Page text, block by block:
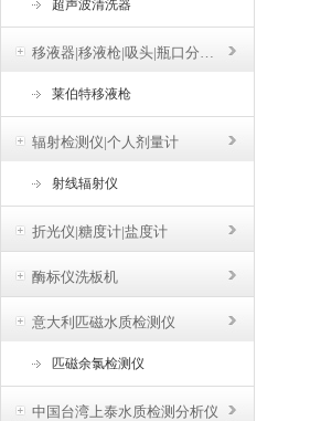
超声波清洗器
移液器|移液枪|吸头|瓶口分液器
莱伯特移液枪
辐射检测仪|个人剂量计
射线辐射仪
折光仪|糖度计|盐度计
酶标仪洗板机
意大利匹磁水质检测仪
匹磁余氯检测仪
中国台湾上泰水质检测分析仪